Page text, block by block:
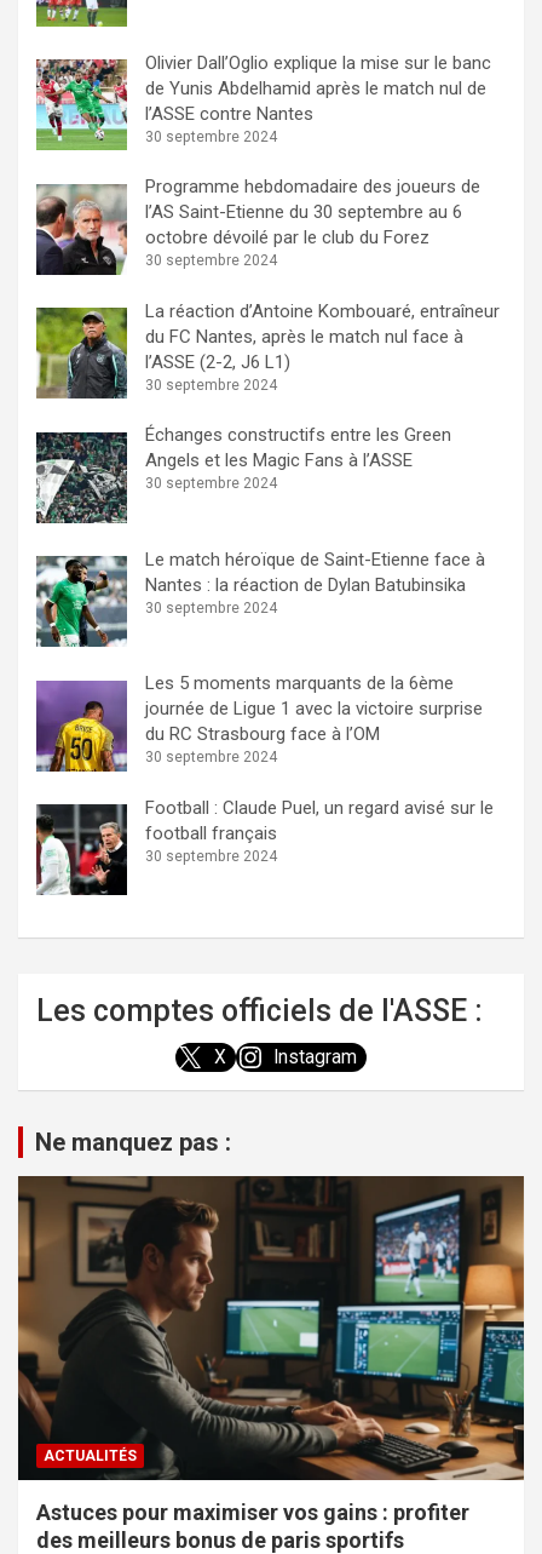
Olivier Dall’Oglio explique la mise sur le banc
de Yunis Abdelhamid après le match nul de
l’ASSE contre Nantes
30 septembre 2024
Programme hebdomadaire des joueurs de
l’AS Saint-Etienne du 30 septembre au 6
octobre dévoilé par le club du Forez
30 septembre 2024
La réaction d’Antoine Kombouaré, entraîneur
du FC Nantes, après le match nul face à
l’ASSE (2-2, J6 L1)
30 septembre 2024
Échanges constructifs entre les Green
Angels et les Magic Fans à l’ASSE
30 septembre 2024
Le match héroïque de Saint-Etienne face à
Nantes : la réaction de Dylan Batubinsika
30 septembre 2024
Les 5 moments marquants de la 6ème
journée de Ligue 1 avec la victoire surprise
du RC Strasbourg face à l’OM
30 septembre 2024
Football : Claude Puel, un regard avisé sur le
football français
30 septembre 2024
Les comptes officiels de l'ASSE :
X Instagram
Ne manquez pas :
ACTUALITÉS
Astuces pour maximiser vos gains : profiter
des meilleurs bonus de paris sportifs